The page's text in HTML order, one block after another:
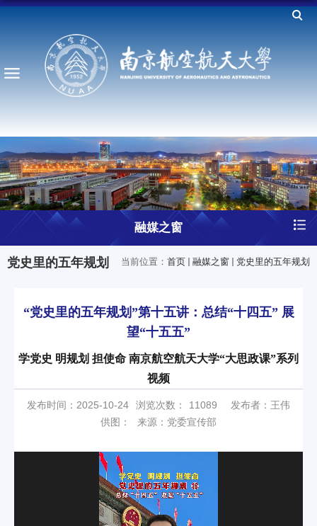
融媒之窗
当前位置： 首页 融媒之窗 党史里的五年规划
党史里的五年规划
“党史里的五年规划”第十五讲：总结“十四五” 展
望“十五五”
学党史 明规划 担使命 南京航空航天大学“大思政课”系列
视频
发布时间：2025-10-24 浏览次数： 11089
发布者：王伟
供图：
来源：党委宣传部